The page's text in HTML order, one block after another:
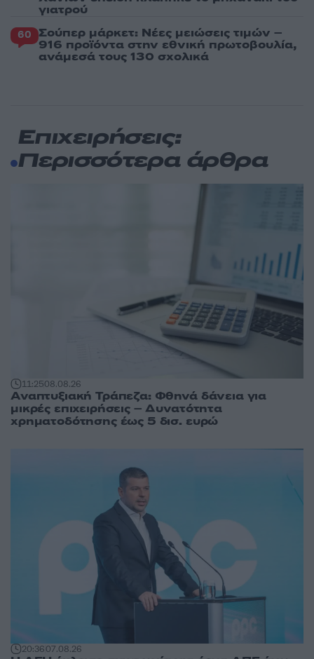
γιατρού
60 Σούπερ μάρκετ: Νέες μειώσεις τιμών –
916 προϊόντα στην εθνική πρωτοβουλία,
ανάμεσά τους 130 σχολικά
Επιχειρήσεις:
Περισσότερα άρθρα
11:2508.08.26
Αναπτυξιακή Τράπεζα: Φθηνά δάνεια για
μικρές επιχειρήσεις – Δυνατότητα
χρηματοδότησης έως 5 δισ. ευρώ
20:3607.08.26